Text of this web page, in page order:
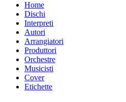
Home
Dischi
Interpreti
Autori
Arrangiatori
Produttori
Orchestre
Musicisti
Cover
Etichette